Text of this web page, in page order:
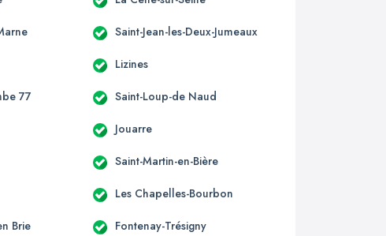
Saint-Jean-les-Deux-Jumeaux
Lizines
77 Saint-Loup-de Naud
Jouarre
Saint-Martin-en-Bière
Les Chapelles-Bourbon
Brie Fontenay-Trésigny